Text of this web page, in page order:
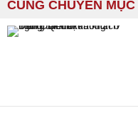
CÙNG CHUYÊN MỤC